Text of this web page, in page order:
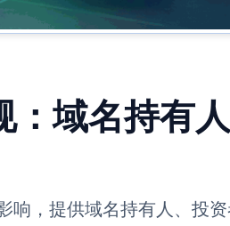
：域名持有
响，提供域名持有人、投